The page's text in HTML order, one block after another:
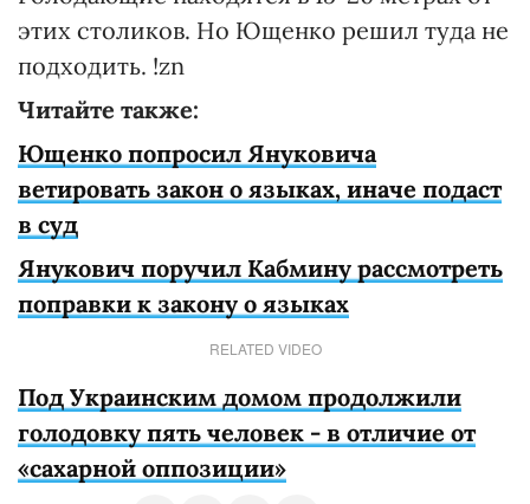
этих столиков. Но Ющенко решил туда не
подходить. !zn
Читайте также:
Ющенко попросил Януковича
ветировать закон о языках, иначе подаст
в суд
Янукович поручил Кабмину рассмотреть
поправки к закону о языках
RELATED VIDEO
Под Украинским домом продолжили
голодовку пять человек - в отличие от
«сахарной оппозиции»